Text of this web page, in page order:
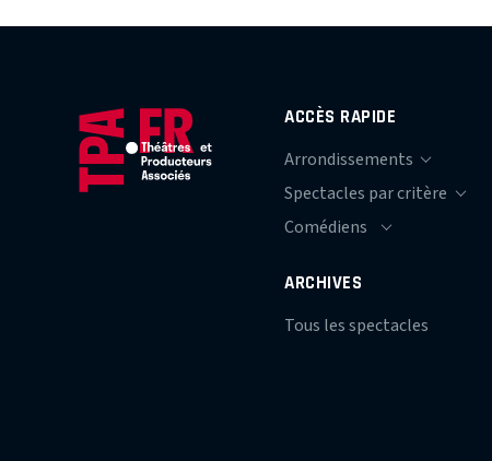
ACCÈS RAPIDE
ARCHIVES
Tous les spectacles